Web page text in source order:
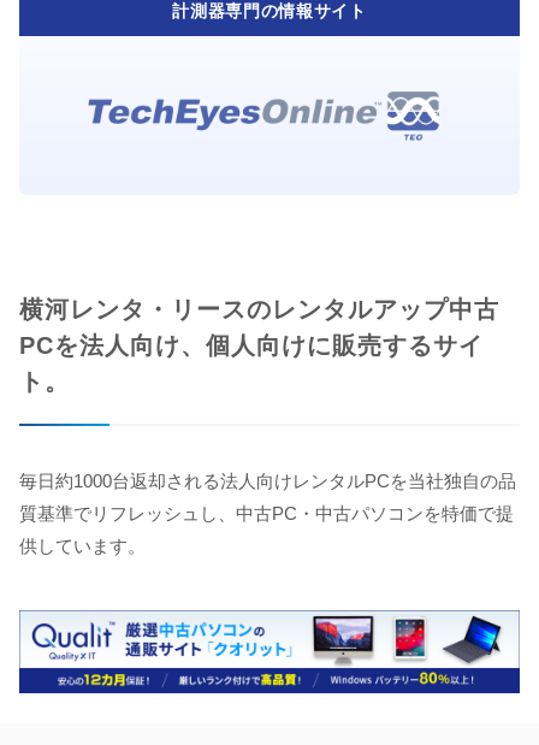
計測器専門の情報サイト
横河レンタ・リースのレンタルアップ中古
PCを法人向け、個人向けに販売するサイ
ト。
毎日約1000台返却される法人向けレンタルPCを当社独自の品
質基準でリフレッシュし、中古PC・中古パソコンを特価で提
供しています。